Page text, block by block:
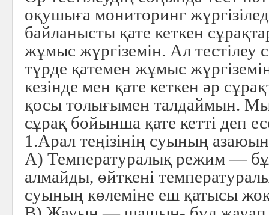
оқушыға мониторинг
байланысты қате кеткен
жұмыс жүргіземін. Ал тестілеу
түрде қатемен жұмыс
кезінде мен қате кеткен әр
қосы толығымен талдаймын.
сұрақ бойынша қате кетті деп
1.Арал теңізінің суының
А) Температуралық режим —
алмайды, өйткені
суының көлеміне еш қатысы